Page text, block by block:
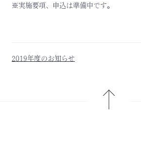
※実施要項、申込は準備中です。
2019年度のお知らせ